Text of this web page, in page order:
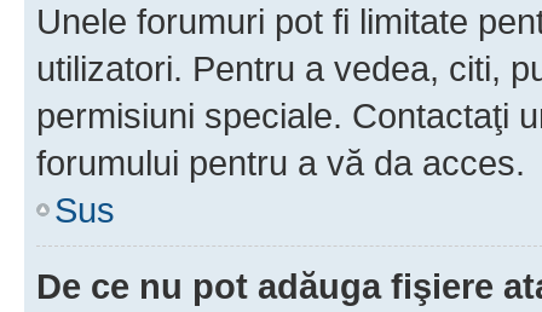
Unele forumuri pot fi limitate
utilizatori. Pentru a vedea, citi,
permisiuni speciale. Contactaţi
forumului pentru a vă da acces.
Sus
De ce nu pot adăuga fişiere